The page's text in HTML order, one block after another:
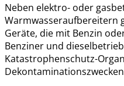
Neben elektro- oder
Warmwasseraufbereitern
Geräte, die mit Benzin
Benziner und
Katastrophenschutz-